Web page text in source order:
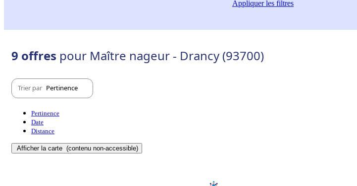
Appliquerles filtres
9 offres pour Maître nageur - Drancy (93700)
Trier par Pertinence
Pertinence
Date
Distance
Afficher la carte (contenu non-accessible)